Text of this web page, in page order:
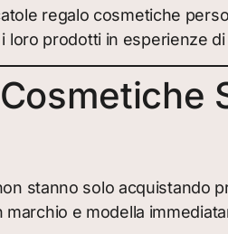
regalo cosmetiche
prodotti in esperienze
stanno solo acquistando
e modella